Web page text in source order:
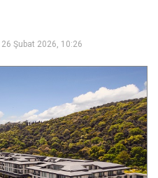
26 Şubat 2026, 10:26